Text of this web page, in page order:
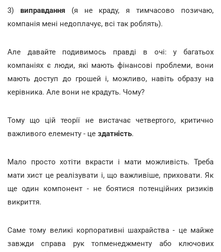
3) виправдання (я не краду, я тимчасово позичаю,
компанія мені недоплачує, всі так роблять).
Але давайте подивимось правді в очі: у багатьох
компаніях є люди, які мають фінансові проблеми, вони
мають доступ до грошей і, можливо, навіть образу на
керівника. Але вони не крадуть. Чому?
Тому що цій теорії не вистачає четвертого, критично
важливого елементу - це здатність.
Мало просто хотіти вкрасти і мати можливість. Треба
мати хист це реалізувати і, що важливіше, приховати. Як
ще один компонент - не боятися потенційних ризиків
викриття.
Саме тому великі корпоративні шахрайства - це майже
завжди справа рук топменеджменту або ключових